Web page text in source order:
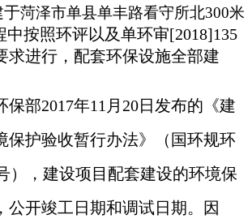
于菏泽市单县单丰路看守所北300米
中按照环评以及单环审[2018]135
求进行，配套环保设施全部建
保部2017年11月20日发布的《建
保护验收暂行办法》（国环规环
），建设项目配套建设的环境保
公开竣工日期和调试日期。因